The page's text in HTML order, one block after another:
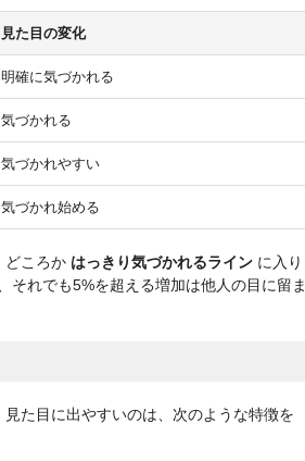
見た目の変化
明確に気づかれる
気づかれる
気づかれやすい
気づかれ始める
どころか はっきり気づかれるライン に入り
それでも5%を超える増加は他人の目に留ま
た目に出やすいのは、次のような特徴を